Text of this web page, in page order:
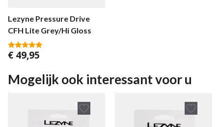
Lezyne Pressure Drive
CFH Lite Grey/Hi Gloss
5.00
€ 49,95
Mogelijk ook interessant voor u